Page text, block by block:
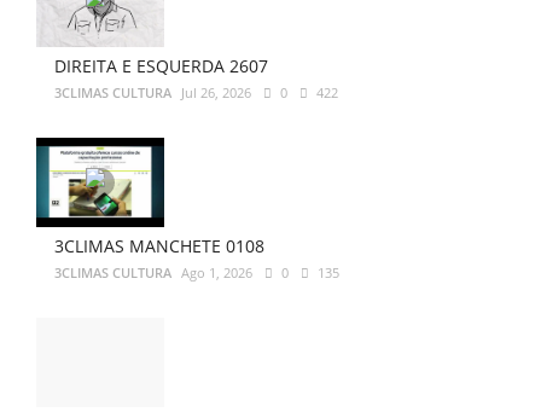
DIREITA E ESQUERDA 2607
3CLIMAS CULTURA Jul 26, 2026 0 422
3CLIMAS MANCHETE 0108
3CLIMAS CULTURA Ago 1, 2026 0 135